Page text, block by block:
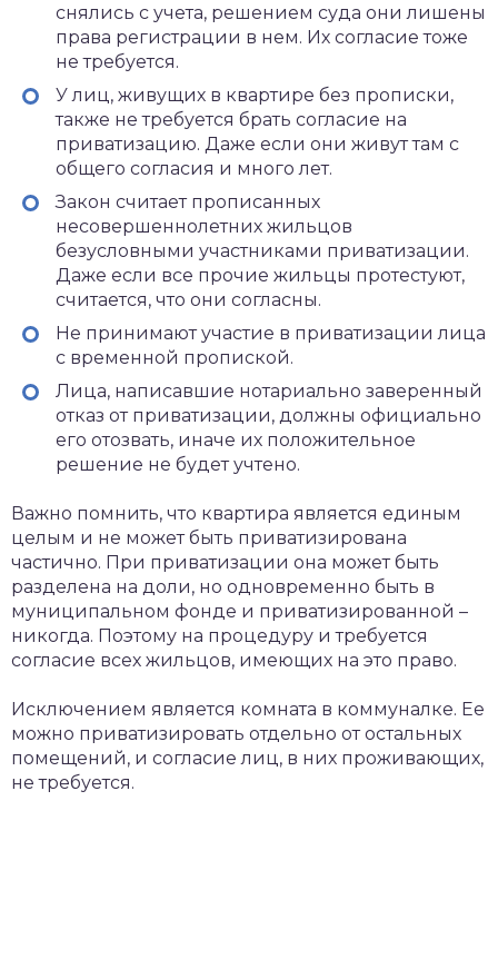
снялись с учета, решением суда они лишены
права регистрации в нем. Их согласие тоже
не требуется.
У лиц, живущих в квартире без прописки,
также не требуется брать согласие на
приватизацию. Даже если они живут там с
общего согласия и много лет.
Закон считает прописанных
несовершеннолетних жильцов
безусловными участниками приватизации.
Даже если все прочие жильцы протестуют,
считается, что они согласны.
Не принимают участие в приватизации лица
с временной пропиской.
Лица, написавшие нотариально заверенный
отказ от приватизации, должны официально
его отозвать, иначе их положительное
решение не будет учтено.
Важно помнить, что квартира является единым
целым и не может быть приватизирована
частично. При приватизации она может быть
разделена на доли, но одновременно быть в
муниципальном фонде и приватизированной –
никогда. Поэтому на процедуру и требуется
согласие всех жильцов, имеющих на это право.
Исключением является комната в коммуналке. Ее
можно приватизировать отдельно от остальных
помещений, и согласие лиц, в них проживающих,
не требуется.